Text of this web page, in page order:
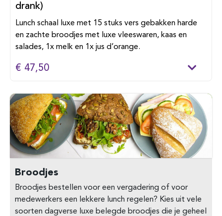
drank)
Lunch schaal luxe met 15 stuks vers gebakken harde
en zachte broodjes met luxe vleeswaren, kaas en
salades, 1x melk en 1x jus d’orange.
€ 47,50
Broodjes
Broodjes bestellen voor een vergadering of voor
medewerkers een lekkere lunch regelen? Kies uit vele
soorten dagverse luxe belegde broodjes die je geheel